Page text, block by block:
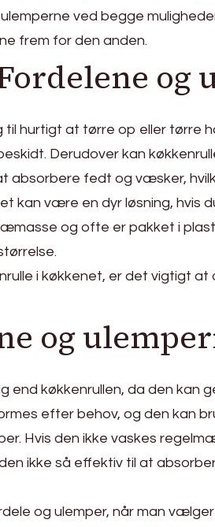
ved begge
frem for den anden.
og
til hurtigt at tørre op eller
Derudover kan
absorbere fedt og væsker,
kan være en dyr løsning,
og ofte er pakket i
i køkkenet, er det vigtigt
og
end køkkenrullen, da den
efter behov, og den kan
Hvis den ikke vaskes
ikke så effektiv til at
og ulemper, når man